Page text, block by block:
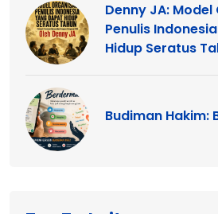
Denny JA:
Penulis
Hidup Seratus
Budiman Hakim: